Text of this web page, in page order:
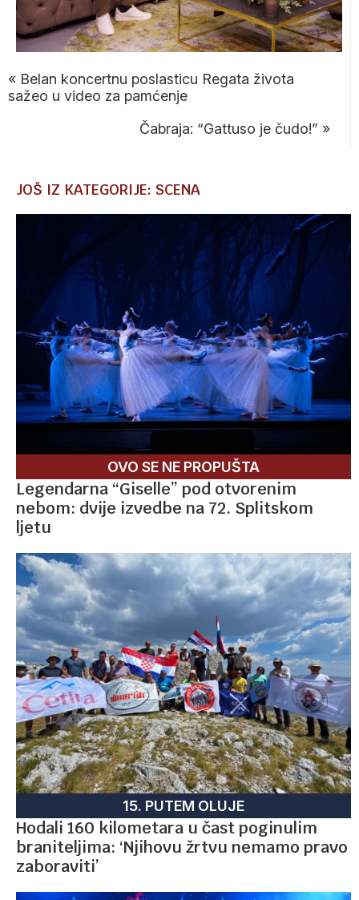
« Belan koncertnu poslasticu Regata života
sažeo u video za pamćenje
Čabraja: “Gattuso je čudo!” »
JOŠ IZ KATEGORIJE: SCENA
OVO SE NE PROPUŠTA
Legendarna “Giselle” pod otvorenim
nebom: dvije izvedbe na 72. Splitskom
ljetu
15. PUTEM OLUJE
Hodali 160 kilometara u čast poginulim
braniteljima: ‘Njihovu žrtvu nemamo pravo
zaboraviti’